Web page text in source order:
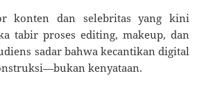
konten dan selebritas yang kini
tabir proses editing, makeup, dan
sadar bahwa kecantikan digital
kenyataan.